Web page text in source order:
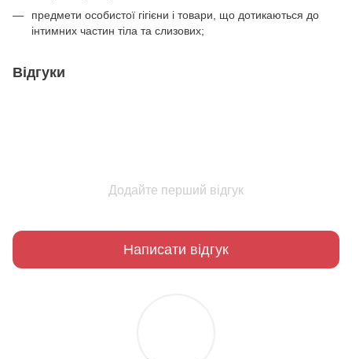
предмети особистої гігієни і товари, що дотикаються до
інтимних частин тіла та слизових;
Відгуки
Додайте перший відгук
Написати відгук